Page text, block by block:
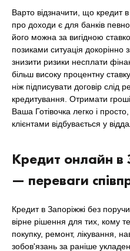
Варто відзначити, що кредит в
про доходи є для банків
його можна за вигідною
позиками ситуація
знизити ризики несплати
більш високу процентну
ніж підписувати договір слід
кредитування. Отримати
Ваша Готівочка легко і
клієнтами відбувається у
Кредит онлайн
— переваги
Кредит в Запоріжжі без
вірне рішення для тих, кому
покупку, ремонт, лікування,
зобов'язань за раніше